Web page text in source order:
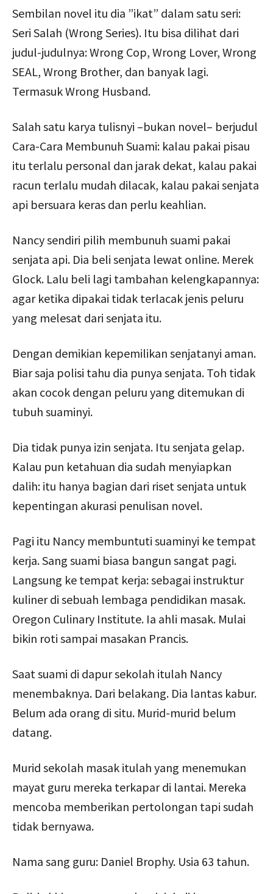
Sembilan novel itu dia ”ikat” dalam satu seri:
Seri Salah (Wrong Series). Itu bisa dilihat dari
judul-judulnya: Wrong Cop, Wrong Lover, Wrong
SEAL, Wrong Brother, dan banyak lagi.
Termasuk Wrong Husband.
Salah satu karya tulisnyi –bukan novel– berjudul
Cara-Cara Membunuh Suami: kalau pakai pisau
itu terlalu personal dan jarak dekat, kalau pakai
racun terlalu mudah dilacak, kalau pakai senjata
api bersuara keras dan perlu keahlian.
Nancy sendiri pilih membunuh suami pakai
senjata api. Dia beli senjata lewat online. Merek
Glock. Lalu beli lagi tambahan kelengkapannya:
agar ketika dipakai tidak terlacak jenis peluru
yang melesat dari senjata itu.
Dengan demikian kepemilikan senjatanyi aman.
Biar saja polisi tahu dia punya senjata. Toh tidak
akan cocok dengan peluru yang ditemukan di
tubuh suaminyi.
Dia tidak punya izin senjata. Itu senjata gelap.
Kalau pun ketahuan dia sudah menyiapkan
dalih: itu hanya bagian dari riset senjata untuk
kepentingan akurasi penulisan novel.
Pagi itu Nancy membuntuti suaminyi ke tempat
kerja. Sang suami biasa bangun sangat pagi.
Langsung ke tempat kerja: sebagai instruktur
kuliner di sebuah lembaga pendidikan masak.
Oregon Culinary Institute. Ia ahli masak. Mulai
bikin roti sampai masakan Prancis.
Saat suami di dapur sekolah itulah Nancy
menembaknya. Dari belakang. Dia lantas kabur.
Belum ada orang di situ. Murid-murid belum
datang.
Murid sekolah masak itulah yang menemukan
mayat guru mereka terkapar di lantai. Mereka
mencoba memberikan pertolongan tapi sudah
tidak bernyawa.
Nama sang guru: Daniel Brophy. Usia 63 tahun.